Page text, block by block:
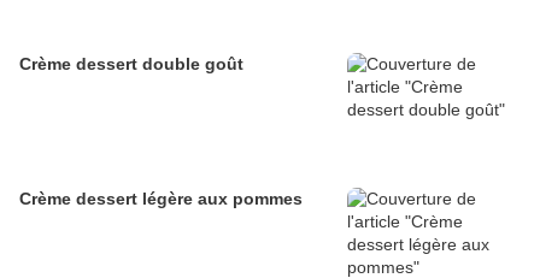
Crème dessert double goût
Crème dessert légère aux pommes